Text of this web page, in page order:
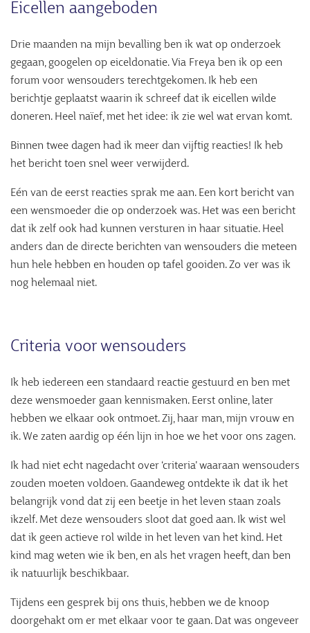
Eicellen aangeboden
Drie maanden na mijn bevalling ben ik wat op onderzoek
gegaan, googelen op eiceldonatie. Via Freya ben ik op een
forum voor wensouders terechtgekomen. Ik heb een
berichtje geplaatst waarin ik schreef dat ik eicellen wilde
doneren. Heel naïef, met het idee: ik zie wel wat ervan komt.
Binnen twee dagen had ik meer dan vijftig reacties! Ik heb
het bericht toen snel weer verwijderd.
Eén van de eerst reacties sprak me aan. Een kort bericht van
een wensmoeder die op onderzoek was. Het was een bericht
dat ik zelf ook had kunnen versturen in haar situatie. Heel
anders dan de directe berichten van wensouders die meteen
hun hele hebben en houden op tafel gooiden. Zo ver was ik
nog helemaal niet.
Criteria voor wensouders
Ik heb iedereen een standaard reactie gestuurd en ben met
deze wensmoeder gaan kennismaken. Eerst online, later
hebben we elkaar ook ontmoet. Zij, haar man, mijn vrouw en
ik. We zaten aardig op één lijn in hoe we het voor ons zagen.
Ik had niet echt nagedacht over ‘criteria’ waaraan wensouders
zouden moeten voldoen. Gaandeweg ontdekte ik dat ik het
belangrijk vond dat zij een beetje in het leven staan zoals
ikzelf. Met deze wensouders sloot dat goed aan. Ik wist wel
dat ik geen actieve rol wilde in het leven van het kind. Het
kind mag weten wie ik ben, en als het vragen heeft, dan ben
ik natuurlijk beschikbaar.
Tijdens een gesprek bij ons thuis, hebben we de knoop
doorgehakt om er met elkaar voor te gaan. Dat was ongeveer